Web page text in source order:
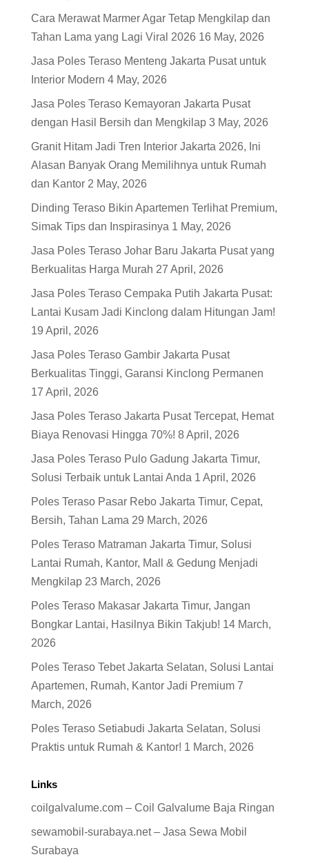
Cara Merawat Marmer Agar Tetap Mengkilap dan
Tahan Lama yang Lagi Viral 2026 16 May, 2026
Jasa Poles Teraso Menteng Jakarta Pusat untuk
Interior Modern 4 May, 2026
Jasa Poles Teraso Kemayoran Jakarta Pusat
dengan Hasil Bersih dan Mengkilap 3 May, 2026
Granit Hitam Jadi Tren Interior Jakarta 2026, Ini
Alasan Banyak Orang Memilihnya untuk Rumah
dan Kantor 2 May, 2026
Dinding Teraso Bikin Apartemen Terlihat Premium,
Simak Tips dan Inspirasinya 1 May, 2026
Jasa Poles Teraso Johar Baru Jakarta Pusat yang
Berkualitas Harga Murah 27 April, 2026
Jasa Poles Teraso Cempaka Putih Jakarta Pusat:
Lantai Kusam Jadi Kinclong dalam Hitungan Jam!
19 April, 2026
Jasa Poles Teraso Gambir Jakarta Pusat
Berkualitas Tinggi, Garansi Kinclong Permanen
17 April, 2026
Jasa Poles Teraso Jakarta Pusat Tercepat, Hemat
Biaya Renovasi Hingga 70%! 8 April, 2026
Jasa Poles Teraso Pulo Gadung Jakarta Timur,
Solusi Terbaik untuk Lantai Anda 1 April, 2026
Poles Teraso Pasar Rebo Jakarta Timur, Cepat,
Bersih, Tahan Lama 29 March, 2026
Poles Teraso Matraman Jakarta Timur, Solusi
Lantai Rumah, Kantor, Mall & Gedung Menjadi
Mengkilap 23 March, 2026
Poles Teraso Makasar Jakarta Timur, Jangan
Bongkar Lantai, Hasilnya Bikin Takjub! 14 March,
2026
Poles Teraso Tebet Jakarta Selatan, Solusi Lantai
Apartemen, Rumah, Kantor Jadi Premium 7
March, 2026
Poles Teraso Setiabudi Jakarta Selatan, Solusi
Praktis untuk Rumah & Kantor! 1 March, 2026
Links
coilgalvalume.com – Coil Galvalume Baja Ringan
sewamobil-surabaya.net – Jasa Sewa Mobil
Surabaya